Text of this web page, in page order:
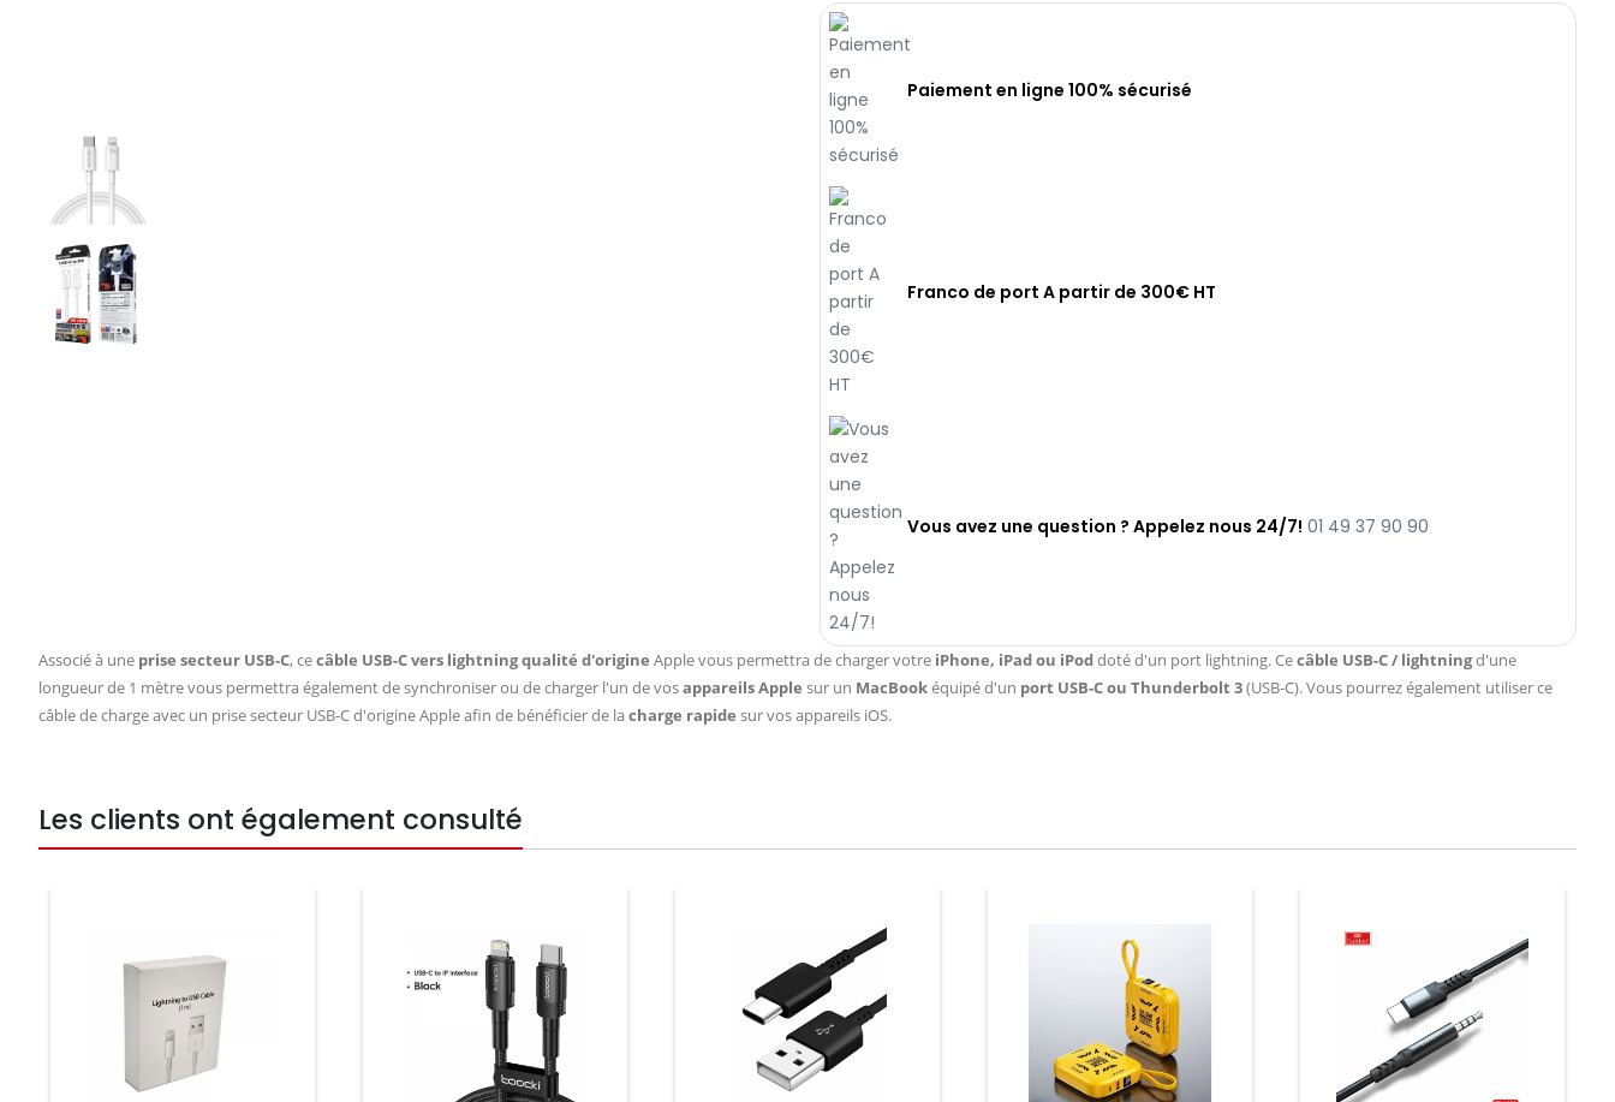
Paiement en ligne 100% sécurisé
Franco de port A partir de 300€ HT
Vous avez une question ? Appelez nous 24/7! 01 49 37 90 90
Associé à une prise secteur USB-C, cecâble USB-C vers lightningqualité d'origine Apple vous permettra de charger votre iPhone, iPad ou iPoddoté d'un port lightning. Cecâble USB-C / lightningd'une
longueur de 1 mètre vous permettra également de synchroniser ou de charger l'un de vosappareils Apple sur un MacBookéquipé d'un port USB-C ou Thunderbolt 3(USB-C). Vous pourrez également utiliser ce
câble de charge avec un prise secteur USB-C d'origine Apple afin de bénéficier de lacharge rapide sur vos appareils iOS.
Les clients ont également consulté
Prix